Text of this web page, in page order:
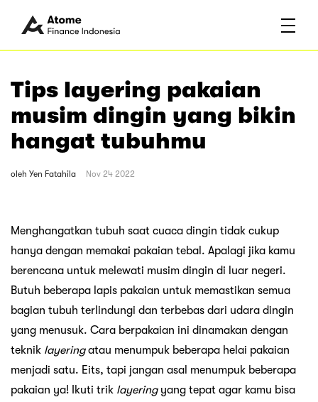
Tips layering pakaian
musim dingin yang bikin
hangat tubuhmu
oleh Yen Fatahila Nov 24 2022
Menghangatkan tubuh saat cuaca dingin tidak cukup
hanya dengan memakai pakaian tebal. Apalagi jika kamu
berencana untuk melewati musim dingin di luar negeri.
Butuh beberapa lapis pakaian untuk memastikan semua
bagian tubuh terlindungi dan terbebas dari udara dingin
yang menusuk. Cara berpakaian ini dinamakan dengan
teknik layeringatau menumpuk beberapa helai pakaian
menjadi satu. Eits, tapi jangan asal menumpuk beberapa
pakaian ya! Ikuti trik layering yang tepat agar kamu bisa